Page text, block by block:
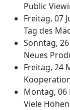
Public
Freitag, 07
Tag des
Sonntag,
Neues
Freitag, 24
Montag, 06
Viele